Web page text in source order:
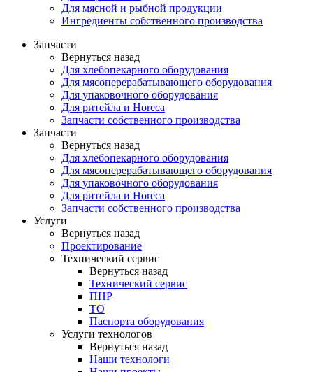
Для мясной и рыбной продукции
Ингредиенты собственного производства
Запчасти
Вернуться назад
Для хлебопекарного оборудования
Для мясоперерабатывающего оборудования
Для упаковочного оборудования
Для ритейла и Horeca
Запчасти собственного производства
Запчасти
Вернуться назад
Для хлебопекарного оборудования
Для мясоперерабатывающего оборудования
Для упаковочного оборудования
Для ритейла и Horeca
Запчасти собственного производства
Услуги
Вернуться назад
Проектирование
Технический сервис
Вернуться назад
Технический сервис
ПНР
ТО
Паспорта оборудования
Услуги технологов
Вернуться назад
Наши технологи